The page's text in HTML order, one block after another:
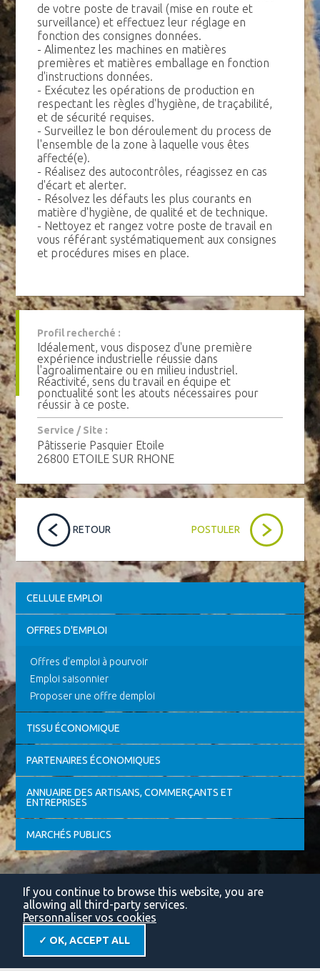
de votre poste de travail (mise en route et
surveillance) et effectuez leur réglage en
fonction des consignes données.
- Alimentez les machines en matières
premières et matières emballage en fonction
d'instructions données.
- Exécutez les opérations de production en
respectant les règles d'hygiène, de traçabilité,
et de sécurité requises.
- Surveillez le bon déroulement du process de
l'ensemble de la zone à laquelle vous êtes
affecté(e).
- Réalisez des autocontrôles, réagissez en cas
d'écart et alerter.
- Résolvez les défauts les plus courants en
matière d'hygiène, de qualité et de technique.
- Nettoyez et rangez votre poste de travail en
vous référant systématiquement aux consignes
et procédures mises en place.
Profil recherché :
Idéalement, vous disposez d'une première
expérience industrielle réussie dans
l'agroalimentaire ou en milieu industriel.
Réactivité, sens du travail en équipe et
ponctualité sont les atouts nécessaires pour
réussir à ce poste.
Service / Site :
Pâtisserie Pasquier Etoile
26800 ETOILE SUR RHONE
POSTULER
RETOUR
CELLULE EMPLOI
OFFRES D'EMPLOI
Offres d'emploi à pourvoir
Emploi saisonnier
Proposer une offre demploi
TISSU ÉCONOMIQUE
PARTENAIRES ÉCONOMIQUES
ANNUAIRE DES ARTISANS, COMMERÇANTS ET
ENTREPRISES
MARCHÉS PUBLICS
If you continue to browse this website, you are
allowing all third-party services.
Personnaliser vos cookies
✓ OK, ACCEPT ALL